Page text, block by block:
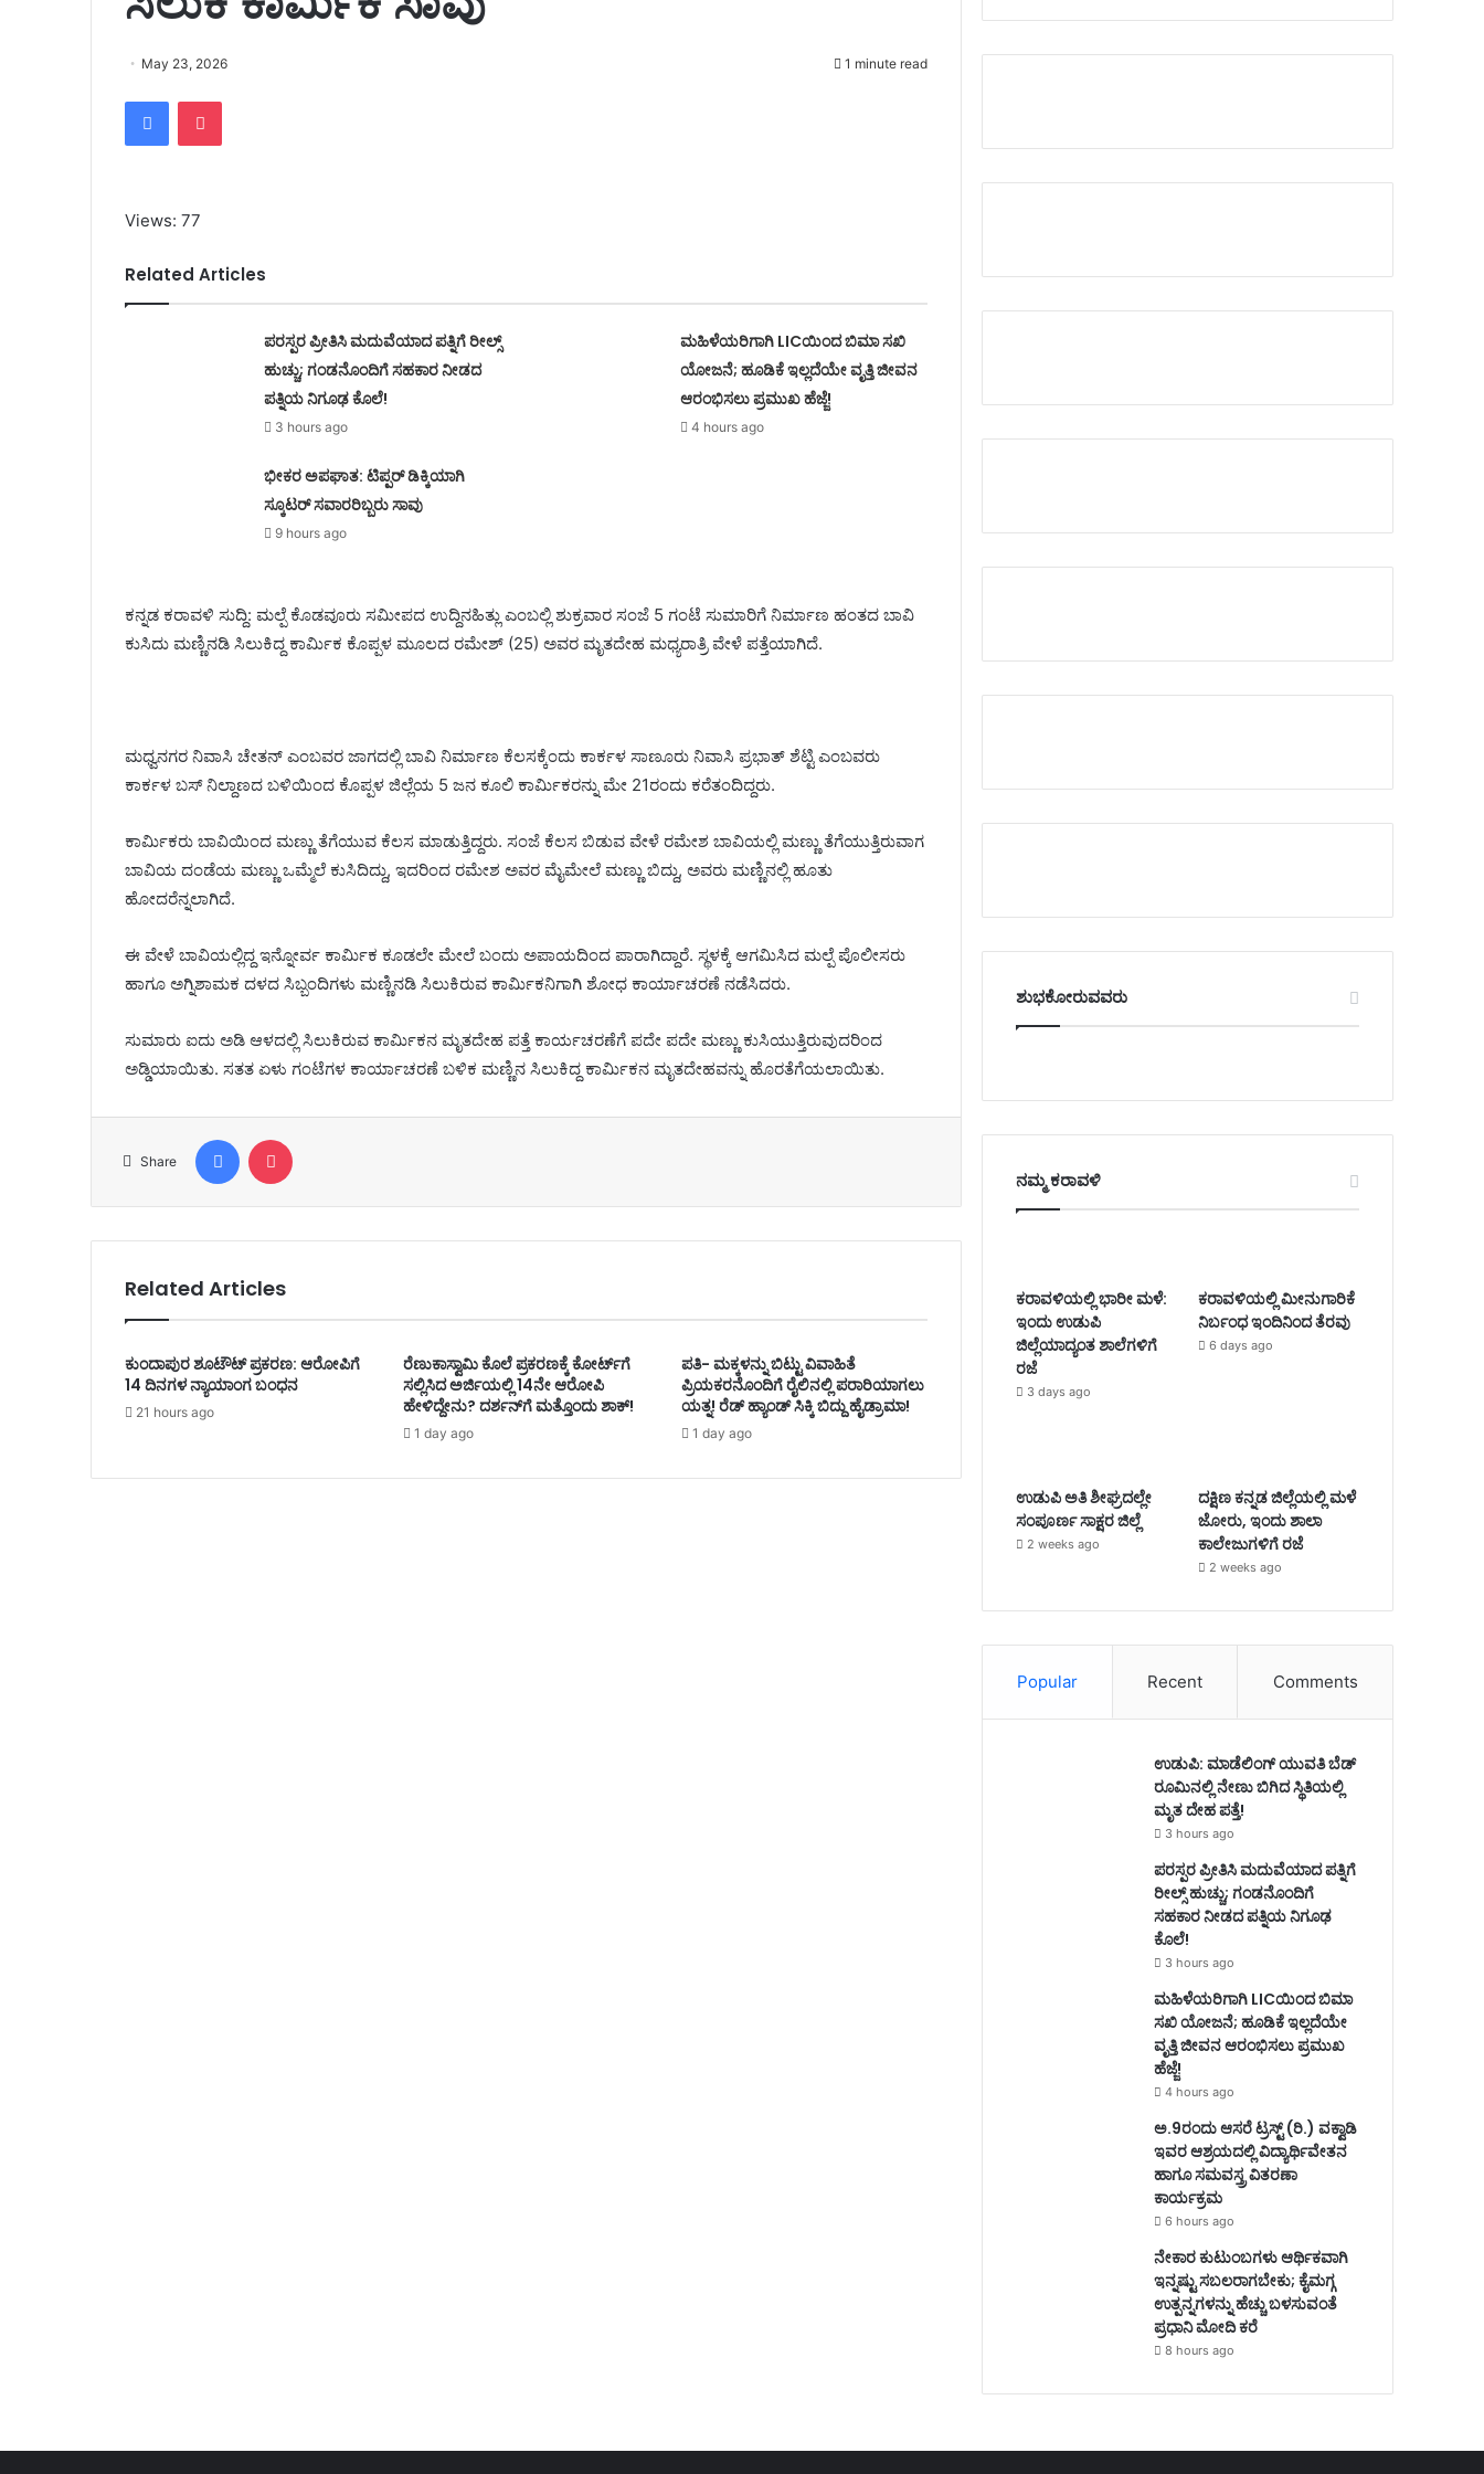
May 23, 2026 1 minute read
FacebookPocket
Views: 77
Related Articles
ಪರಸ್ಪರ ಪ್ರೀತಿಸಿ ಮದುವೆಯಾದ ಪತ್ನಿಗೆ ರೀಲ್ಸ್
ಹುಚ್ಚು; ಗಂಡನೊಂದಿಗೆ ಸಹಕಾರ ನೀಡದ
ಪತ್ನಿಯ ನಿಗೂಢ ಕೊಲೆ!
3 hours ago
ಮಹಿಳೆಯರಿಗಾಗಿ LICಯಿಂದ ಬಿಮಾ ಸಖಿ
ಯೋಜನೆ; ಹೂಡಿಕೆ ಇಲ್ಲದೆಯೇ ವೃತ್ತಿ ಜೀವನ
ಆರಂಭಿಸಲು ಪ್ರಮುಖ ಹೆಜ್ಜೆ!
4 hours ago
ಭೀಕರ ಅಪಘಾತ: ಟಿಪ್ಪರ್ ಡಿಕ್ಕಿಯಾಗಿ
ಸ್ಕೂಟರ್ ಸವಾರರಿಬ್ಬರು ಸಾವು
9 hours ago
ಕನ್ನಡ ಕರಾವಳಿ ಸುದ್ದಿ: ಮಲ್ಪೆ ಕೊಡವೂರು ಸಮೀಪದ ಉದ್ದಿನಹಿತ್ಲು ಎಂಬಲ್ಲಿ ಶುಕ್ರವಾರ ಸಂಜೆ 5 ಗಂಟೆ ಸುಮಾರಿಗೆ ನಿರ್ಮಾಣ ಹಂತದ ಬಾವಿ
ಕುಸಿದು ಮಣ್ಣಿನಡಿ ಸಿಲುಕಿದ್ದ ಕಾರ್ಮಿಕ ಕೊಪ್ಪಳ ಮೂಲದ ರಮೇಶ್ (25) ಅವರ ಮೃತದೇಹ ಮಧ್ಯರಾತ್ರಿ ವೇಳೆ ಪತ್ತೆಯಾಗಿದೆ.
ಮಧ್ವನಗರ ನಿವಾಸಿ ಚೇತನ್ ಎಂಬವರ ಜಾಗದಲ್ಲಿ ಬಾವಿ ನಿರ್ಮಾಣ ಕೆಲಸಕ್ಕೆಂದು ಕಾರ್ಕಳ ಸಾಣೂರು ನಿವಾಸಿ ಪ್ರಭಾತ್ ಶೆಟ್ಟಿ ಎಂಬವರು
ಕಾರ್ಕಳ ಬಸ್ ನಿಲ್ದಾಣದ ಬಳಿಯಿಂದ ಕೊಪ್ಪಳ ಜಿಲ್ಲೆಯ 5 ಜನ ಕೂಲಿ ಕಾರ್ಮಿಕರನ್ನು ಮೇ 21ರಂದು ಕರೆತಂದಿದ್ದರು.
ಕಾರ್ಮಿಕರು ಬಾವಿಯಿಂದ ಮಣ್ಣು ತೆಗೆಯುವ ಕೆಲಸ ಮಾಡುತ್ತಿದ್ದರು. ಸಂಜೆ ಕೆಲಸ ಬಿಡುವ ವೇಳೆ ರಮೇಶ ಬಾವಿಯಲ್ಲಿ ಮಣ್ಣು ತೆಗೆಯುತ್ತಿರುವಾಗ
ಬಾವಿಯ ದಂಡೆಯ ಮಣ್ಣು ಒಮ್ಮೆಲೆ ಕುಸಿದಿದ್ದು, ಇದರಿಂದ ರಮೇಶ ಅವರ ಮೈಮೇಲೆ ಮಣ್ಣು ಬಿದ್ದು, ಅವರು ಮಣ್ಣಿನಲ್ಲಿ ಹೂತು
ಹೋದರೆನ್ನಲಾಗಿದೆ.
ಈ ವೇಳೆ ಬಾವಿಯಲ್ಲಿದ್ದ ಇನ್ನೋರ್ವ ಕಾರ್ಮಿಕ ಕೂಡಲೇ ಮೇಲೆ ಬಂದು ಅಪಾಯದಿಂದ ಪಾರಾಗಿದ್ದಾರೆ. ಸ್ಥಳಕ್ಕೆ ಆಗಮಿಸಿದ ಮಲ್ಪೆ ಪೊಲೀಸರು
ಹಾಗೂ ಅಗ್ನಿಶಾಮಕ ದಳದ ಸಿಬ್ಬಂದಿಗಳು ಮಣ್ಣಿನಡಿ ಸಿಲುಕಿರುವ ಕಾರ್ಮಿಕನಿಗಾಗಿ ಶೋಧ ಕಾರ್ಯಾಚರಣೆ ನಡೆಸಿದರು.
ಸುಮಾರು ಐದು ಅಡಿ ಆಳದಲ್ಲಿ ಸಿಲುಕಿರುವ ಕಾರ್ಮಿಕನ ಮೃತದೇಹ ಪತ್ತೆ ಕಾರ್ಯಚರಣೆಗೆ ಪದೇ ಪದೇ ಮಣ್ಣು ಕುಸಿಯುತ್ತಿರುವುದರಿಂದ
ಅಡ್ಡಿಯಾಯಿತು. ಸತತ ಏಳು ಗಂಟೆಗಳ ಕಾರ್ಯಾಚರಣೆ ಬಳಿಕ ಮಣ್ಣಿನ ಸಿಲುಕಿದ್ದ ಕಾರ್ಮಿಕನ ಮೃತದೇಹವನ್ನು ಹೊರತೆಗೆಯಲಾಯಿತು.
Share
Facebook
Related Articles
ಕುಂದಾಪುರ ಶೂಟೌಟ್ ಪ್ರಕರಣ: ಆರೋಪಿಗೆ
14 ದಿನಗಳ ನ್ಯಾಯಾಂಗ ಬಂಧನ
21 hours ago
ರೆಣುಕಾಸ್ವಾಮಿ ಕೊಲೆ ಪ್ರಕರಣಕ್ಕೆ ಕೋರ್ಟ್‌ಗೆ
ಸಲ್ಲಿಸಿದ ಅರ್ಜಿಯಲ್ಲಿ 14ನೇ ಆರೋಪಿ
ಹೇಳಿದ್ದೇನು? ದರ್ಶನ್‌ಗೆ ಮತ್ತೊಂದು ಶಾಕ್!
1 day ago
ಪತಿ- ಮಕ್ಕಳನ್ನು ಬಿಟ್ಟು ವಿವಾಹಿತೆ
ಪ್ರಿಯಕರನೊಂದಿಗೆ ರೈಲಿನಲ್ಲಿ ಪರಾರಿಯಾಗಲು
ಯತ್ನ! ರೆಡ್ ಹ್ಯಾಂಡ್ ಸಿಕ್ಕಿ ಬಿದ್ದು ಹೈಡ್ರಾಮಾ!
1 day ago
ಶುಭಕೋರುವವರು
ನಮ್ಮ ಕರಾವಳಿ
ಕರಾವಳಿಯಲ್ಲಿ ಭಾರೀ ಮಳೆ:
ಇಂದು ಉಡುಪಿ
ಜಿಲ್ಲೆಯಾದ್ಯಂತ ಶಾಲೆಗಳಿಗೆ
ರಜೆ
3 days ago
ಕರಾವಳಿಯಲ್ಲಿ ಮೀನುಗಾರಿಕೆ
ನಿರ್ಬಂಧ ಇಂದಿನಿಂದ ತೆರವು
6 days ago
ಉಡುಪಿ ಅತಿ ಶೀಘ್ರದಲ್ಲೇ
ಸಂಪೂರ್ಣ ಸಾಕ್ಷರ ಜಿಲ್ಲೆ
2 weeks ago
ದಕ್ಷಿಣ ಕನ್ನಡ ಜಿಲ್ಲೆಯಲ್ಲಿ ಮಳೆ
ಜೋರು, ಇಂದು ಶಾಲಾ
ಕಾಲೇಜುಗಳಿಗೆ ರಜೆ
2 weeks ago
Popular Recent Comments
ಉಡುಪಿ: ಮಾಡೆಲಿಂಗ್ ಯುವತಿ ಬೆಡ್
ರೂಮಿನಲ್ಲಿ ನೇಣು ಬಿಗಿದ ಸ್ಥಿತಿಯಲ್ಲಿ
ಮೃತ ದೇಹ ಪತ್ತೆ!
3 hours ago
ಪರಸ್ಪರ ಪ್ರೀತಿಸಿ ಮದುವೆಯಾದ ಪತ್ನಿಗೆ
ರೀಲ್ಸ್ ಹುಚ್ಚು; ಗಂಡನೊಂದಿಗೆ
ಸಹಕಾರ ನೀಡದ ಪತ್ನಿಯ ನಿಗೂಢ
ಕೊಲೆ!
3 hours ago
ಮಹಿಳೆಯರಿಗಾಗಿ LICಯಿಂದ ಬಿಮಾ
ಸಖಿ ಯೋಜನೆ; ಹೂಡಿಕೆ ಇಲ್ಲದೆಯೇ
ವೃತ್ತಿ ಜೀವನ ಆರಂಭಿಸಲು ಪ್ರಮುಖ
ಹೆಜ್ಜೆ!
4 hours ago
ಅ.9ರಂದು ಆಸರೆ ಟ್ರಸ್ಟ್ (ರಿ.) ವಕ್ವಾಡಿ
ಇವರ ಆಶ್ರಯದಲ್ಲಿ ವಿದ್ಯಾರ್ಥಿವೇತನ
ಹಾಗೂ ಸಮವಸ್ತ್ರ ವಿತರಣಾ
ಕಾರ್ಯಕ್ರಮ
6 hours ago
ನೇಕಾರ ಕುಟುಂಬಗಳು ಆರ್ಥಿಕವಾಗಿ
ಇನ್ನಷ್ಟು ಸಬಲರಾಗಬೇಕು; ಕೈಮಗ್ಗ
ಉತ್ಪನ್ನಗಳನ್ನು ಹೆಚ್ಚು ಬಳಸುವಂತೆ
ಪ್ರಧಾನಿ ಮೋದಿ ಕರೆ
8 hours ago